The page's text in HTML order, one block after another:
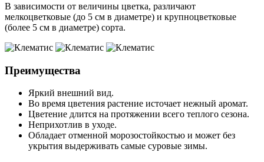
В зависимости от величины цветка, различают
мелкоцветковые (до 5 см в диаметре) и крупноцветковые
(более 5 см в диаметре) сорта.
Преимущества
Яркий внешний вид.
Во время цветения растение источает нежный аромат.
Цветение длится на протяжении всего теплого сезона.
Неприхотлив в уходе.
Обладает отменной морозостойкостью и может без
укрытия выдерживать самые суровые зимы.